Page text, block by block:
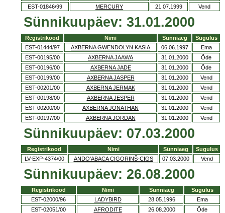
EST-01846/99
MERCURY 21.07.1999 Vend
Sünnikuupäev: 31.01.2000
Registrikood Nimi Sünniaeg
Sugulus
EST-01444/97
AXBERNA GWENDOLYN KASIA 06.06.1997
Ema
EST-00195/00
AXBERNA JAAWA 31.01.2000
Õde
EST-00196/00
AXBERNA JADE 31.01.2000
Õde
EST-00199/00
AXBERNA JASPER 31.01.2000
Vend
EST-00201/00
AXBERNA JERMAK 31.01.2000
Vend
EST-00198/00
AXBERNA JESPER 31.01.2000
Vend
EST-00200/00
AXBERNA JONATHAN 31.01.2000
Vend
EST-00197/00
AXBERNA JORDAN 31.01.2000 Vend
Sünnikuupäev: 07.03.2000
Registrikood Nimi Sünniaeg
Sugulus
LV-EXP-4374/00
ANDO'ABACA CIGORINŠ-CIGS 07.03.2000 Vend
Sünnikuupäev: 26.08.2000
Registrikood Nimi Sünniaeg
Sugulus
EST-02000/96
LADYBIRD 28.05.1996
Ema
EST-02051/00
AFRODITE 26.08.2000
Õde